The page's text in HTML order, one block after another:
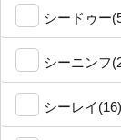
シードゥー
シーニンフ
シーレイ(16)